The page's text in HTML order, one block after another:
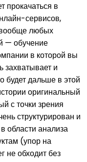
прокачаться в
сервисов,
любых
— обучение
в которой вы
захватывает и
будет дальше в этой
оригинальный
с точки зрения
структурирован и
области анализа
(упор на
не обходит без